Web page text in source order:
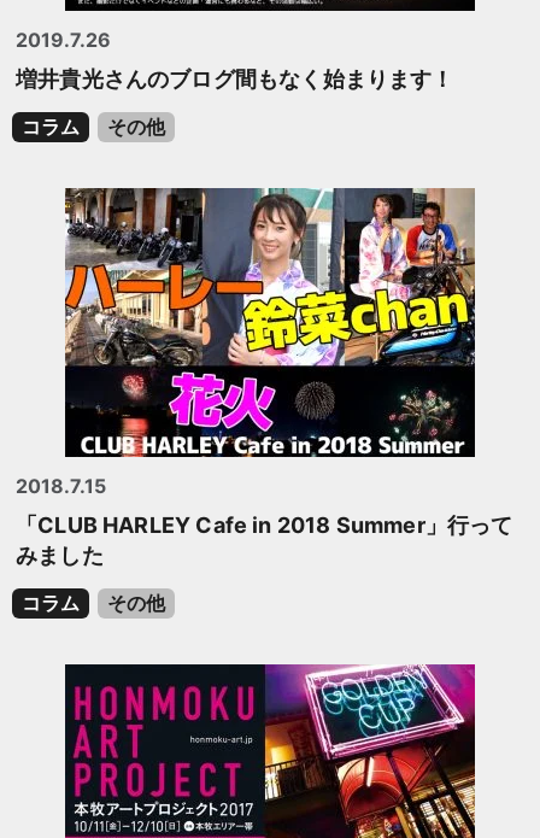
2019.7.26
増井貴光さんのブログ間もなく始まります！
コラム その他
2018.7.15
「CLUB HARLEY Cafe in 2018 Summer」行って
みました
コラム その他